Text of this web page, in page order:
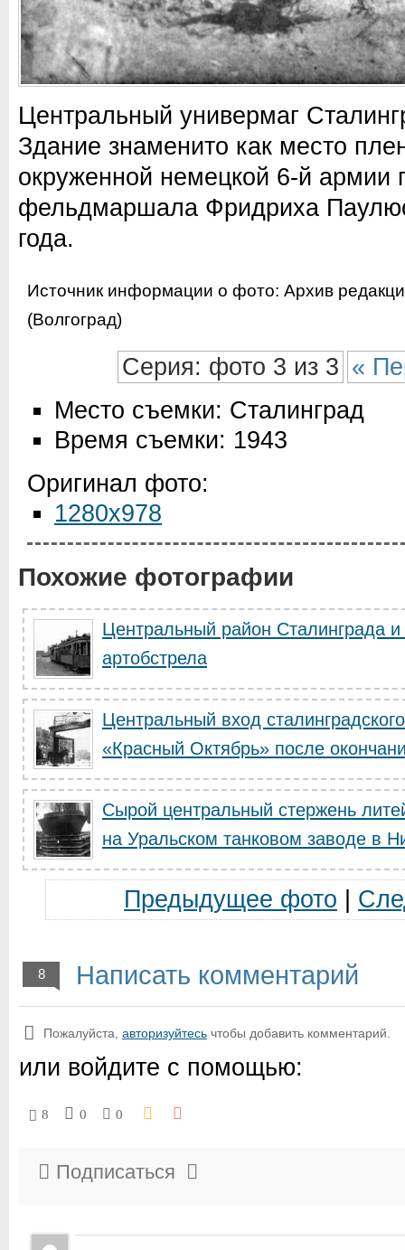
Центральный универмаг
Здание знаменито как место
окруженной немецкой 6-й армии
фельдмаршала Фридриха
года.
Источник информации о фото: Архив
(Волгоград)
Серия: фото 3 из 3 «
Место съемки: Сталинград
Время съемки: 1943
Оригинал фото:
1280x978
Похожие фотографии
Центральный район Сталинграда
артобстрела
Центральный вход
«Красный Октябрь» после
Сырой центральный стержень
на Уральском танковом заводе в
Предыдущее фото
8 Написать комментарий
Пожалуйста, авторизуйтесь чтобы добавить комментарий.
или войдите с помощью:
8 0 0
Подписаться